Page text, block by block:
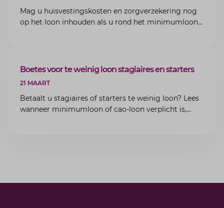
Mag u huisvestingskosten en zorgverzekering nog
op het loon inhouden als u rond het minimumloon
ARTIKEL
Boetes voor te weinig loon stagiaires en starters
21 MAART
Betaalt u stagiaires of starters te weinig loon? Lees
wanneer minimumloon of cao-loon verplicht is,